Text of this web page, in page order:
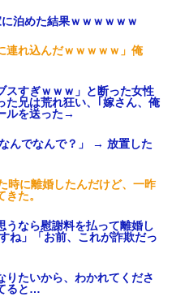
主な税金の成り立ちを調べて
泊めた結果ｗｗｗｗｗｗ
連れ込んだｗｗｗｗｗ」俺
スすぎｗｗｗ」と断った女性
た兄は荒れ狂い、｢嫁さん、俺
ルを送った→
んでなんで？」 → 放置した
時に離婚したんだけど、一昨
た。
うなら慰謝料を払って離婚し
ね」「お前、これが詐欺だっ
りたいから、わかれてくださ
ると…